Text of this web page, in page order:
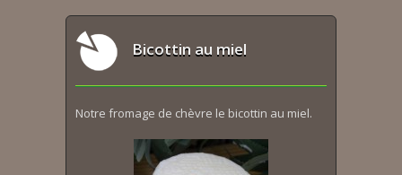
Bicottin au miel
Notre fromage de chèvre le bicottin au miel.